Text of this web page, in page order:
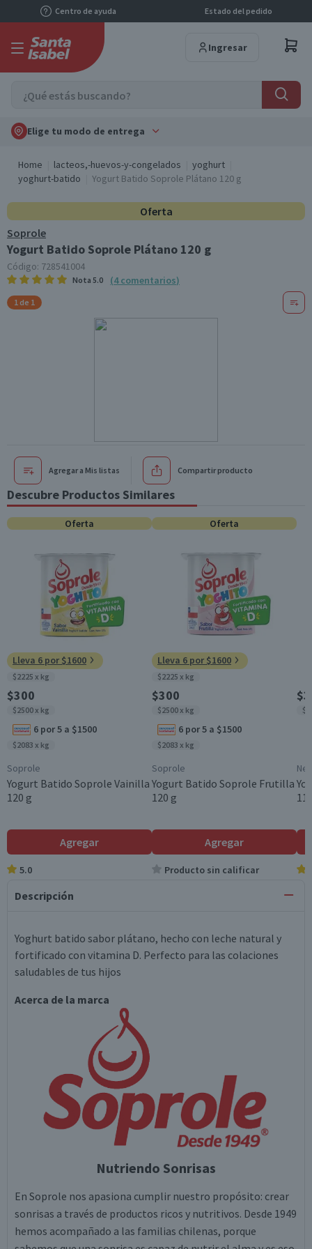
Centro de ayuda Estado del pedido
Ingresar
Elige tu modo de entrega
Home lacteos,-huevos-y-congelados
yoghurt
yoghurt-batido
Yogurt Batido Soprole Plátano 120 g
Oferta
Soprole
Yogurt Batido Soprole Plátano 120 g
Código: 728541004
Nota 5.0 (4 comentarios)
1 de 1
Agregar a Mis listas Compartir producto
Descubre Productos Similares
Oferta
Lleva 6 por $1600
$2225 x kg
$300
$2500 x kg
6 por 5 a $1500
$2083 x kg
Soprole
Yogurt Batido Soprole Vainilla
120 g
Agregar
5.0
Oferta
Lleva 6 por $1600
$2225 x kg
$300
$2500 x kg
6 por 5 a $1500
$2083 x kg
Soprole
Yogurt Batido Soprole Frutilla
120 g
Agregar
Producto sin calificar
Descripción
Yoghurt batido sabor plátano, hecho con leche natural y
fortificado con vitamina D. Perfecto para las colaciones
saludables de tus hijos
Acerca de la marca
Nutriendo Sonrisas
En Soprole nos apasiona cumplir nuestro propósito: crear
sonrisas a través de productos ricos y nutritivos. Desde 1949
hemos acompañado a las familias chilenas, porque